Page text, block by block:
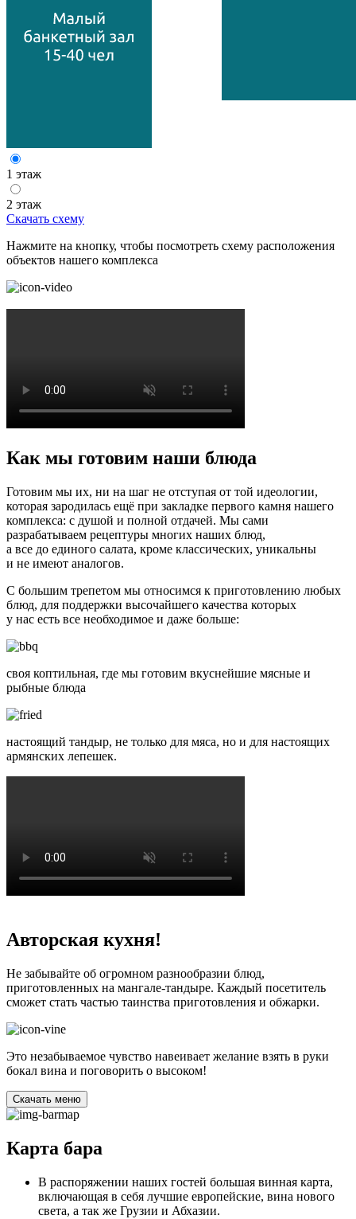
1 этаж
2 этаж
Скачать схему
Нажмите на кнопку, чтобы посмотреть схему расположения
объектов нашего комплекса
Как мы готовим наши блюда
Готовим мы их, ни на шаг не отступая от той идеологии,
которая зародилась ещё при закладке первого камня нашего
комплекса: с душой и полной отдачей. Мы сами
разрабатываем рецептуры многих наших блюд,
а все до единого салата, кроме классических, уникальны
и не имеют аналогов.
С большим трепетом мы относимся к приготовлению любых
блюд, для поддержки высочайшего качества которых
у нас есть все необходимое и даже больше:
своя коптильная, где мы готовим вкуснейшие мясные и
рыбные блюда
настоящий тандыр, не только для мяса, но и для настоящих
армянских лепешек.
Авторская кухня!
Не забывайте об огромном разнообразии блюд,
приготовленных на мангале-тандыре. Каждый посетитель
сможет стать частью таинства приготовления и обжарки.
Это незабываемое чувство навеивает желание взять в руки
бокал вина и поговорить о высоком!
Cкачать меню
Карта бара
В распоряжении наших гостей большая винная карта,
включающая в себя лучшие европейские, вина нового
света, а так же Грузии и Абхазии.